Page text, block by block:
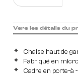
Chaise haut de
Fabriqué en
Cadre en porte-à
Vers les détails du